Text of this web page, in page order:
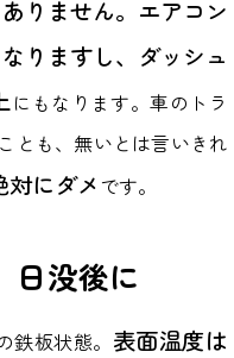
りません。エアコン
りますし、ダッシュ
にもなります。車のトラ
とも、無いとは言いきれ
にダメ です。
日没後に
鉄板状態。 表面温度は